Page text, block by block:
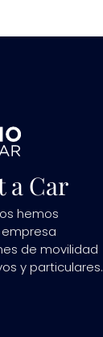
a Car
hemos
de movilidad
y particulares.